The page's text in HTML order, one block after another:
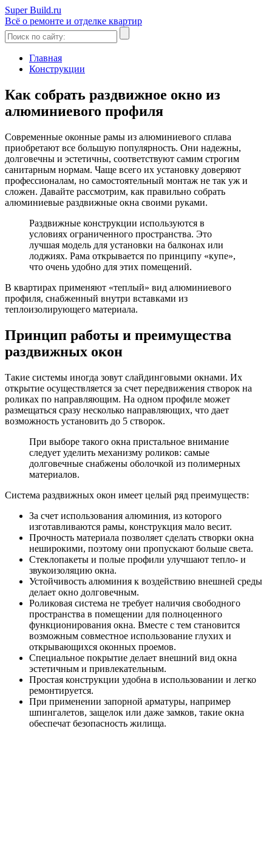
Super Build.ru
Всё о ремонте и отделке квартир
Главная
Конструкции
Как собрать раздвижное окно из
алюминиевого профиля
Современные оконные рамы из алюминиевого сплава
приобретают все большую популярность. Они надежны,
долговечны и эстетичны, соответствуют самим строгим
санитарным нормам. Чаще всего их установку доверяют
профессионалам, но самостоятельный монтаж не так уж и
сложен. Давайте рассмотрим, как правильно собрать
алюминиевые раздвижные окна своими руками.
Раздвижные конструкции используются в
условиях ограниченного пространства. Это
лучшая модель для установки на балконах или
лоджиях. Рама открывается по принципу «купе»,
что очень удобно для этих помещений.
В квартирах применяют «теплый» вид алюминиевого
профиля, снабженный внутри вставками из
теплоизолирующего материала.
Принцип работы и преимущества
раздвижных окон
Такие системы иногда зовут слайдинговыми окнами. Их
открытие осуществляется за счет передвижения створок на
роликах по направляющим. На одном профиле может
размещаться сразу несколько направляющих, что дает
возможность установить до 5 створок.
При выборе такого окна пристальное внимание
следует уделить механизму роликов: самые
долговечные снабжены оболочкой из полимерных
материалов.
Система раздвижных окон имеет целый ряд преимуществ:
За счет использования алюминия, из которого
изготавливаются рамы, конструкция мало весит.
Прочность материала позволяет сделать створки окна
неширокими, поэтому они пропускают больше света.
Стеклопакеты и полые профили улучшают тепло- и
звукоизоляцию окна.
Устойчивость алюминия к воздействию внешней среды
делает окно долговечным.
Роликовая система не требует наличия свободного
пространства в помещении для полноценного
функционирования окна. Вместе с тем становится
возможным совместное использование глухих и
открывающихся оконных проемов.
Специальное покрытие делает внешний вид окна
эстетичным и привлекательным.
Простая конструкции удобна в использовании и легко
ремонтируется.
При применении запорной арматуры, например
шпингалетов, защелок или даже замков, такие окна
обеспечат безопасность жилища.